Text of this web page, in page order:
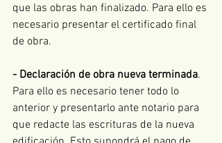
que las obras han finalizado. Para ello es
necesario presentar el certificado final
de obra.
- Declaración de obra nueva terminada.
Para ello es necesario tener todo lo
anterior y presentarlo ante notario para
que redacte las escrituras de la nueva